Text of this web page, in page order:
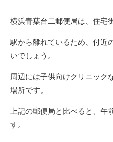
横浜青葉台二郵便局は、住宅
駅から離れているため、付近
いでしょう。
周辺には子供向けクリニック
場所です。
上記の郵便局と比べると、午
す。